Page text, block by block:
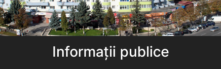
Informații publice